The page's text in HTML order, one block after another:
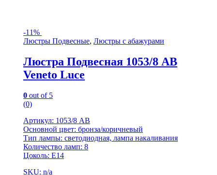
-11%
Люстры Подвесные, Люстры с абажурами
Люстра Подвесная 1053/8 AB
Veneto Luce
0 out of 5
(0)
Артикул: 1053/8 AB
Основной цвет: бронза/коричневый
Тип лампы: светодиодная, лампа накаливания
Количество ламп: 8
Цоколь: E14
SKU: n/a